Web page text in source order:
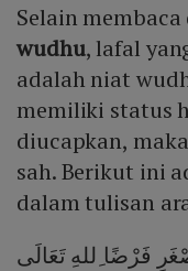
Selain membaca
wudhu, lafal
adalah niat
memiliki status
diucapkan,
sah. Berikut ini
dalam tulisan
فَرْضًا ِللهِ تَعَالَى